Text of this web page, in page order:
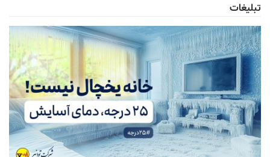
تبلیغات